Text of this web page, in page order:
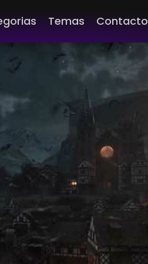
Temas Contacto